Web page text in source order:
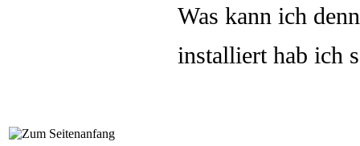
Was kann ich
installiert hab ich